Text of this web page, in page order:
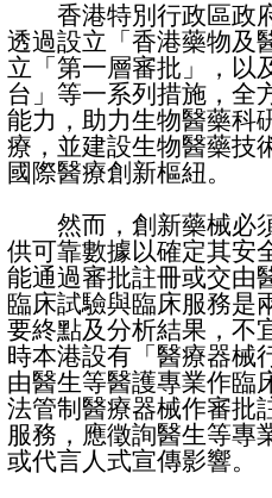
香港特別行政區政府
透過設立「香港藥物及
立「第一層審批」，以
台」等一系列措施，全
能力，助力生物醫藥科
療，並建設生物醫藥技
國際醫療創新樞紐。
然而，創新藥械必須
供可靠數據以確定其安
能通過審批註冊或交由
臨床試驗與臨床服務是
要終點及分析結果，不
時本港設有「醫療器械
由醫生等醫護專業作臨
法管制醫療器械作審批
服務，應徵詢醫生等專
或代言人式宣傳影響。